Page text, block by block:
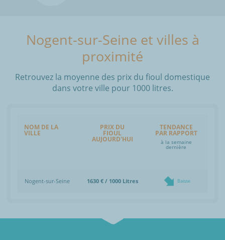
Nogent-sur-Seine et villes à
proximité
Retrouvez la moyenne des prix du fioul domestique
dans votre ville pour 1000 litres.
NOM DE LA
VILLE
PRIX DU
FIOUL
AUJOURD'HUI
TENDANCE
PAR RAPPORT
à la semaine
dernière
Nogent-sur-Seine 1630 € / 1000 Litres Baisse